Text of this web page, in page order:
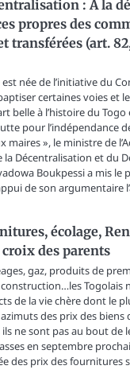
: A la
propres des
transférées (art.
née de l’initiative du
certaines voies et
belle à l’histoire du
pour l’indépendance
maires », le ministre de
la Décentralisation et du
Boukpessi a mis le
de son argumentaire
écolage,
des parents
gaz, produits de
Togolais
de la vie chère dont le
des prix des
ils ne sont pas au bout de
en septembre
des prix des fournitures